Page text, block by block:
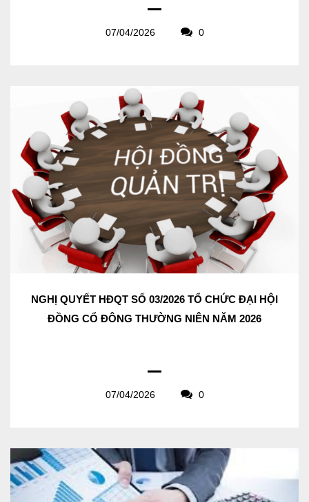
07/04/2026 0
NGHỊ QUYẾT HĐQT SỐ 03/2026 TỔ CHỨC ĐẠI HỘI
ĐỒNG CỔ ĐÔNG THƯỜNG NIÊN NĂM 2026
07/04/2026 0